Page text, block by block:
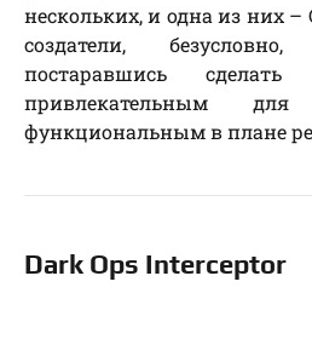
нескольких, и одна из них –
создатели,
постаравшись
привлекательным
функциональным в плане
Dark Ops Interceptor